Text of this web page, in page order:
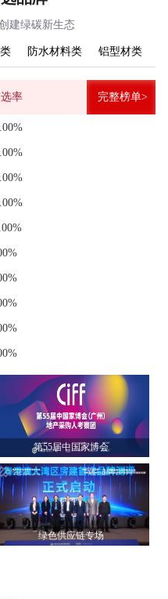
建绿碳新生态
防水材料类 铝型材类
率 完整榜单>
第55届中国家博会
绿色供应链专场